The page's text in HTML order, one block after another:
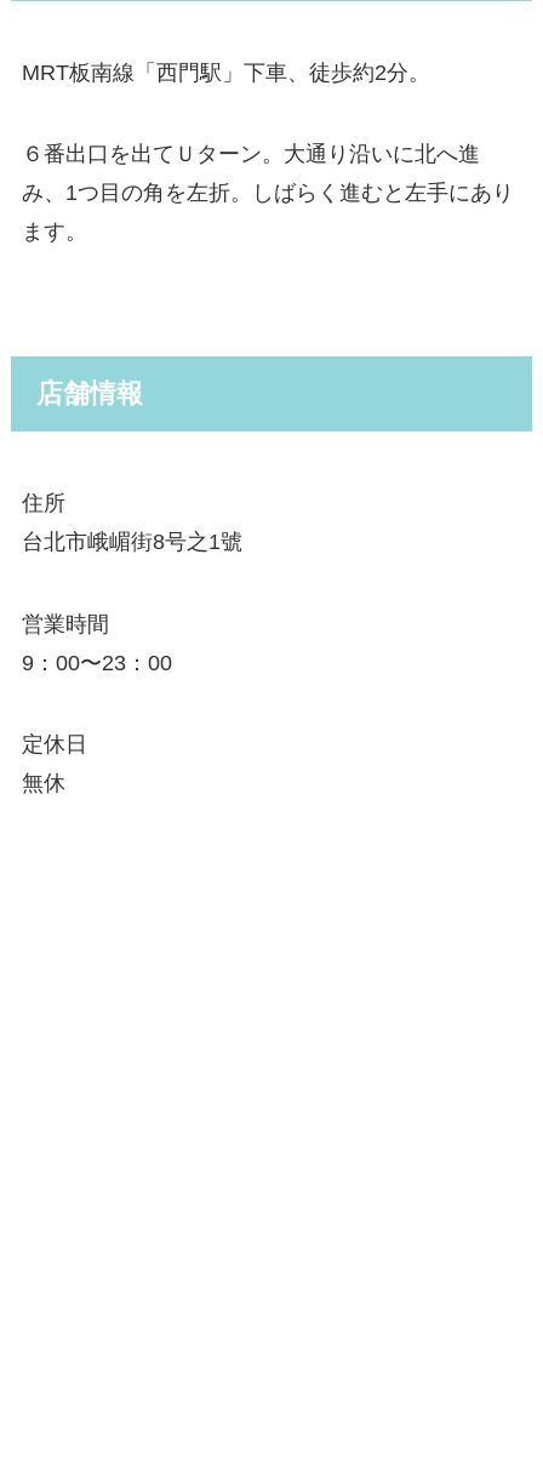
MRT板南線「西門駅」下車、徒歩約2分。
６番出口を出てＵターン。大通り沿いに北へ進
み、1つ目の角を左折。しばらく進むと左手にあり
ます。
店舗情報
住所
台北市峨嵋街8号之1號
営業時間
9：00〜23：00
定休日
無休